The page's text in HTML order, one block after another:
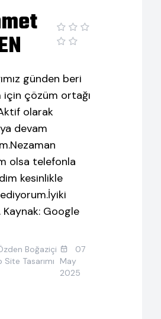
günden beri
için çözüm ortağı
olarak
devam
olsa telefonla
kesinlikle
Kaynak: Google
Boğaziçi
Site Tasarımı
07
May
2025